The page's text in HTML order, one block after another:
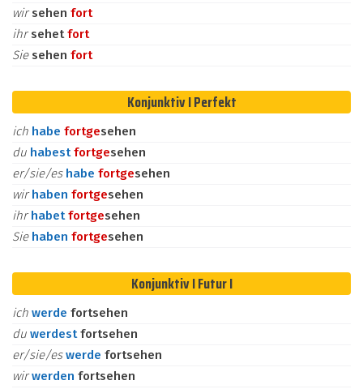
wirsehen fort
ihrsehetfort
Sie sehen fort
Konjunktiv I Perfekt
ich habe fortgesehen
du habestfortgesehen
er/sie/es habe fortgesehen
wirhaben fortgesehen
ihrhabetfortgesehen
Sie haben fortgesehen
Konjunktiv I Futur I
ich werde fortsehen
du werdestfortsehen
er/sie/eswerde fortsehen
wirwerden fortsehen